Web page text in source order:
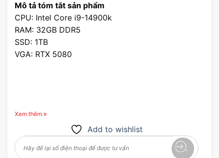
Mô tả tóm tắt sản phẩm
CPU: Intel Core i9-14900k
RAM: 32GB DDR5
SSD: 1TB
VGA: RTX 5080
Xem thêm
Add to wishlist